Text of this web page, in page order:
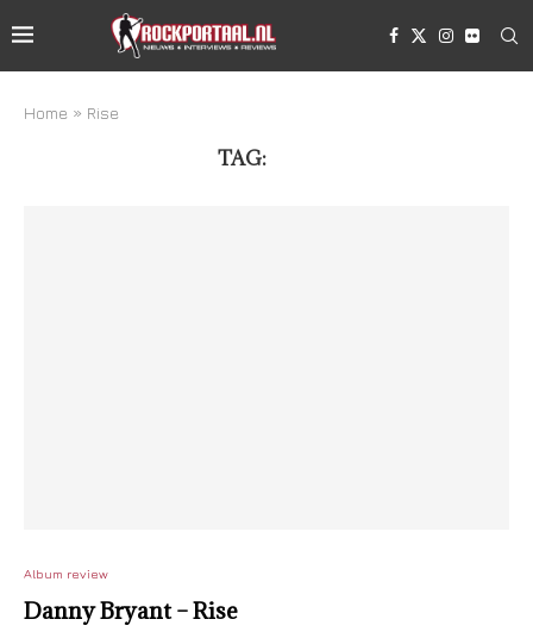
Home » Rise
TAG:
Album review
Danny Bryant – Rise